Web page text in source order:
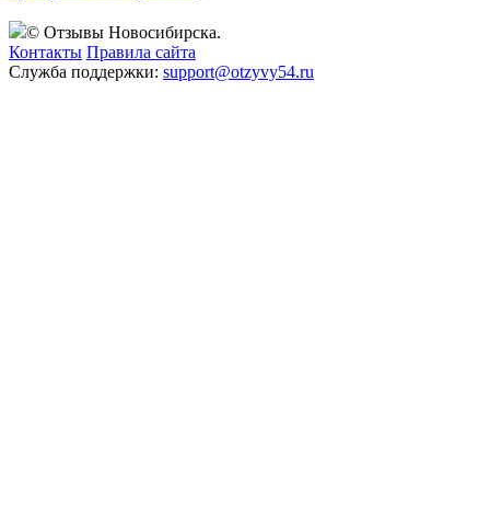
© Отзывы Новосибирска.
Контакты Правила сайта
Служба поддержки: support@otzyvy54.ru